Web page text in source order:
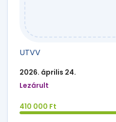
UTVV
2026. április 24.
Lezárult
410 000 Ft